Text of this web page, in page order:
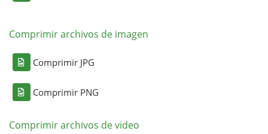
Comprimir archivos de imagen
Comprimir JPG
Comprimir PNG
Comprimir archivos de video